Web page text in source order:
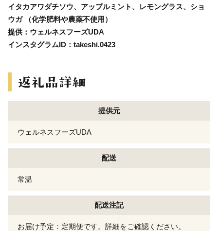
イタカアワダチソウ、アップルミント、レモングラス、ショ
ウガ （化学肥料や農薬不使用）
提供：ウェルネスフーズUDA
インスタグラムID：takeshi.0423
提供元
ウェルネスフーズUDA
配送
常温
配送注記
お届け予定：定期便です。詳細をご確認ください。